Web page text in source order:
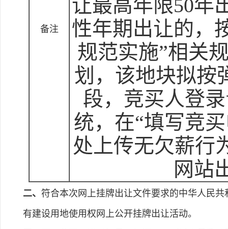
备注
让最高年限50年
性年期出让的，
规范实施”相关
划，该地块拟按
段，竞买人登
统，在“填写竞
处上传无欠薪行
网站
二、 符合本次网上挂牌出让文件要求的中华人民
有建设用地使用权网上公开挂牌出让活动。